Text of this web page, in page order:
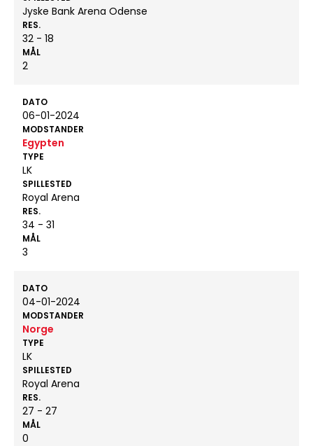
Jyske Bank Arena Odense
RES.
32 - 18
MÅL
2
DATO
06-01-2024
MODSTANDER
Egypten
TYPE
LK
SPILLESTED
Royal Arena
RES.
34 - 31
MÅL
3
DATO
04-01-2024
MODSTANDER
Norge
TYPE
LK
SPILLESTED
Royal Arena
RES.
27 - 27
MÅL
0